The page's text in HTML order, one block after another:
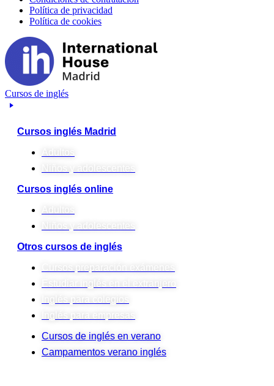
Política de privacidad
Política de cookies
Cursos de inglés
Cursos inglés Madrid
Adultos
Niños y adolescentes
Cursos inglés online
Adultos
Niños y adolescentes
Otros cursos de inglés
Cursos preparación exámenes
Estudiar inglés en el extranjero
Inglés para colegios
Inglés para empresas
Cursos de inglés en verano
Campamentos verano inglés